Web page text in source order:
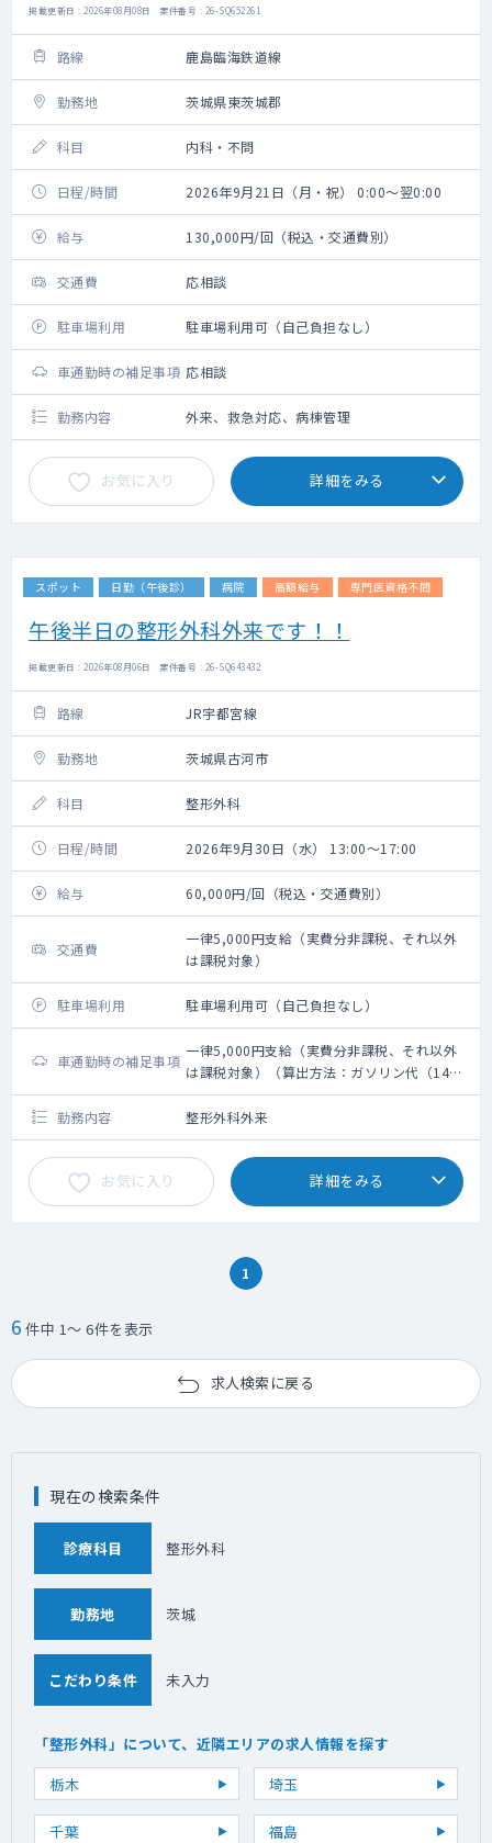
掲載更新日 : 2026年08月08日 案件番号 : 26-SQ652261
路線 鹿島臨海鉄道線
勤務地 茨城県東茨城郡
科目 内科・不問
日程/時間 2026年9月21日（月・祝） 0:00～翌0:00
給与 130,000円/回（税込・交通費別）
交通費 応相談
駐車場利用 駐車場利用可（自己負担なし）
車通勤時の補足事項 応相談
勤務内容 外来、救急対応、病棟管理
お気に入り 詳細をみる
スポット 日勤（午後診） 病院 高額給与 専門医資格不問
午後半日の整形外科外来です！！
掲載更新日 : 2026年08月06日 案件番号 : 26-SQ643432
路線 JR宇都宮線
勤務地 茨城県古河市
科目 整形外科
日程/時間 2026年9月30日（水） 13:00～17:00
給与 60,000円/回（税込・交通費別）
交通費
一律5,000円支給（実費分非課税、それ以外
は課税対象）
駐車場利用 駐車場利用可（自己負担なし）
車通勤時の補足事項
一律5,000円支給（実費分非課税、それ以外
は課税対象）（算出方法：ガソリン代（14
円/キロ）＋高速代）
勤務内容
整形外科外来
お気に入り 詳細をみる
1
6 件中 1～ 6件を表示
求人検索に戻る
現在の検索条件
診療科目 整形外科
勤務地 茨城
こだわり条件 未入力
「整形外科」について、近隣エリアの求人情報を探す
栃木
埼玉
千葉 福島